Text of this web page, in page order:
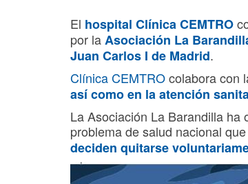
El hospital Clínica CEMTRO
por laAsociación La
Juan Carlos I de Madrid.
Clínica CEMTROcolabora con
así como en la atención
La Asociación La Barandilla
problema de salud nacional
deciden quitarse